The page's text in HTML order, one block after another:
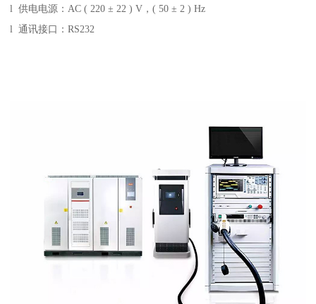
l 供电电源：AC ( 220 ± 22 ) V，( 50 ± 2 ) Hz
l 通讯接口：RS232